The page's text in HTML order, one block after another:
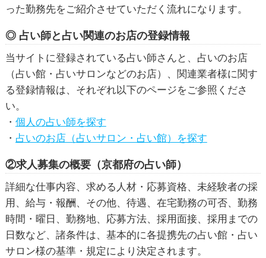
った勤務先をご紹介させていただく流れになります。
◎ 占い師と占い関連のお店の登録情報
当サイトに登録されている占い師さんと、占いのお店
（占い館・占いサロンなどのお店）、関連業者様に関す
る登録情報は、それぞれ以下のページをご参照くださ
い。
・ 個人の占い師を探す
・ 占いのお店（占いサロン・占い館）を探す
②求人募集の概要（京都府の占い師）
詳細な仕事内容、求める人材・応募資格、未経験者の採
用、給与・報酬、その他、待遇、在宅勤務の可否、勤務
時間・曜日、勤務地、応募方法、採用面接、採用までの
日数など、諸条件は、基本的に各提携先の占い館・占い
サロン様の基準・規定により決定されます。